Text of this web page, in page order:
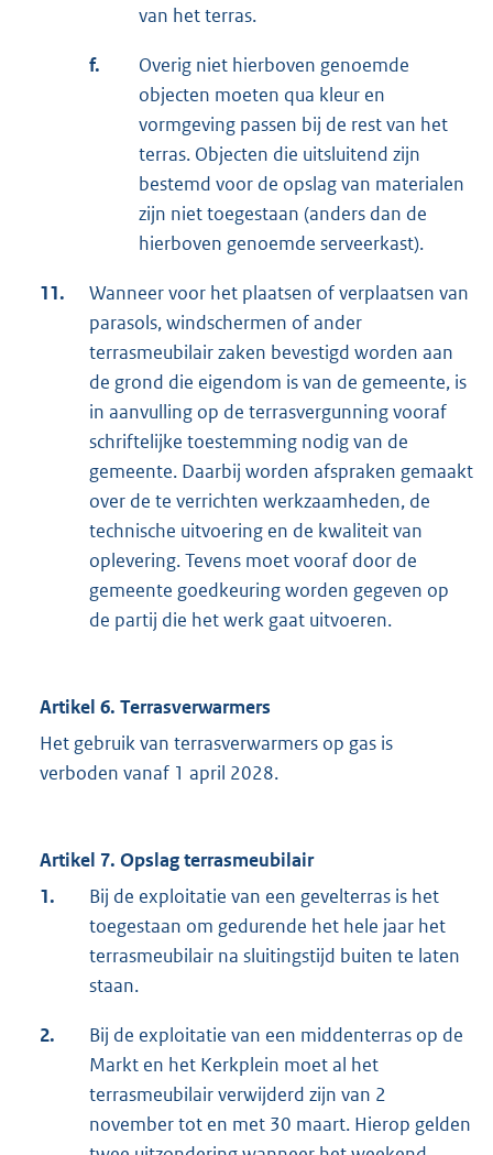
van het terras.
f.
Overig niet hierboven genoemde
objecten moeten qua kleur en
vormgeving passen bij de rest van het
terras. Objecten die uitsluitend zijn
bestemd voor de opslag van materialen
zijn niet toegestaan (anders dan de
hierboven genoemde serveerkast).
11.
Wanneer voor het plaatsen of verplaatsen van
parasols, windschermen of ander
terrasmeubilair zaken bevestigd worden aan
de grond die eigendom is van de gemeente, is
in aanvulling op de terrasvergunning vooraf
schriftelijke toestemming nodig van de
gemeente. Daarbij worden afspraken gemaakt
over de te verrichten werkzaamheden, de
technische uitvoering en de kwaliteit van
oplevering. Tevens moet vooraf door de
gemeente goedkeuring worden gegeven op
de partij die het werk gaat uitvoeren.
Artikel 6. Terrasverwarmers
Het gebruik van terrasverwarmers op gas is
verboden vanaf 1 april 2028.
Artikel 7. Opslag terrasmeubilair
1.
Bij de exploitatie van een gevelterras is het
toegestaan om gedurende het hele jaar het
terrasmeubilair na sluitingstijd buiten te laten
staan.
2.
Bij de exploitatie van een middenterras op de
Markt en het Kerkplein moet al het
terrasmeubilair verwijderd zijn van 2
november tot en met 30 maart. Hierop gelden